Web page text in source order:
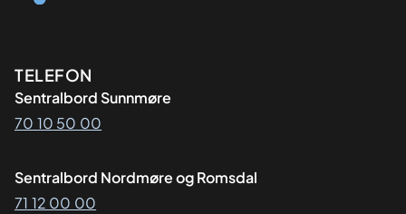
Kontaktinformasjon
TELEFON
Sentralbord Sunnmøre
70 10 50 00
Sentralbord Nordmøre og Romsdal
71 12 00 00